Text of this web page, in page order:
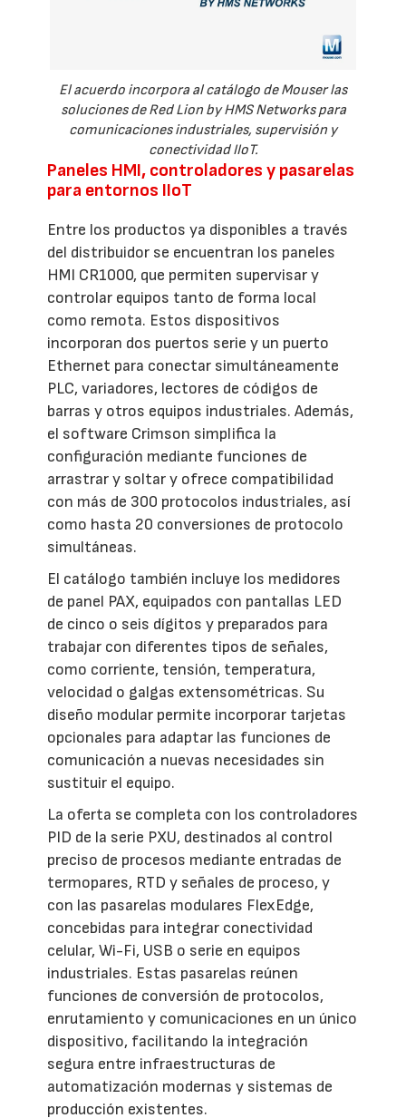
El acuerdo incorpora al catálogo de Mouser las
soluciones de Red Lion by HMS Networks para
comunicaciones industriales, supervisión y
conectividad IIoT.
Paneles HMI, controladores y pasarelas
para entornos IIoT
Entre los productos ya disponibles a través
del distribuidor se encuentran los paneles
HMI CR1000, que permiten supervisar y
controlar equipos tanto de forma local
como remota. Estos dispositivos
incorporan dos puertos serie y un puerto
Ethernet para conectar simultáneamente
PLC, variadores, lectores de códigos de
barras y otros equipos industriales. Además,
el software Crimson simplifica la
configuración mediante funciones de
arrastrar y soltar y ofrece compatibilidad
con más de 300 protocolos industriales, así
como hasta 20 conversiones de protocolo
simultáneas.
El catálogo también incluye los medidores
de panel PAX, equipados con pantallas LED
de cinco o seis dígitos y preparados para
trabajar con diferentes tipos de señales,
como corriente, tensión, temperatura,
velocidad o galgas extensométricas. Su
diseño modular permite incorporar tarjetas
opcionales para adaptar las funciones de
comunicación a nuevas necesidades sin
sustituir el equipo.
La oferta se completa con los controladores
PID de la serie PXU, destinados al control
preciso de procesos mediante entradas de
termopares, RTD y señales de proceso, y
con las pasarelas modulares FlexEdge,
concebidas para integrar conectividad
celular, Wi-Fi, USB o serie en equipos
industriales. Estas pasarelas reúnen
funciones de conversión de protocolos,
enrutamiento y comunicaciones en un único
dispositivo, facilitando la integración
segura entre infraestructuras de
automatización modernas y sistemas de
producción existentes.